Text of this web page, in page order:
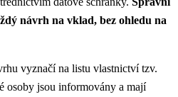
návrh na vklad, bez ohledu na
vyznačí na listu vlastnictví tzv.
osoby jsou informovány a mají